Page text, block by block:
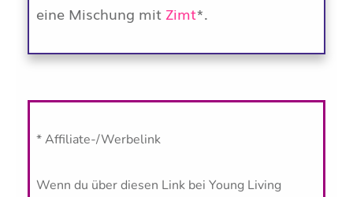
eine Mischung mit Zimt*.
* Affiliate-/Werbelink
Wenn du über diesen Link bei Young Living